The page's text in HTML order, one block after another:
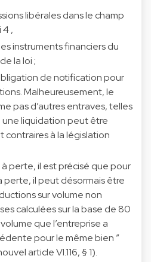
libérales dans le champ
4,
instruments financiers du
la loi ;
de notification pour
Malheureusement, le
pas d’autres entraves, telles
une liquidation peut être
contraires à la législation
perte, il est précisé que pour
perte, il peut désormais être
sur volume non
calculées sur la base de 80
que l’entreprise a
pour le même bien ”
article VI.116, § 1).